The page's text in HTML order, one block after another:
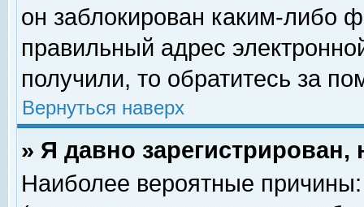
он заблокирован каким-либо
правильный адрес
получили, то обратитесь за
Вернуться наверх
» Я давно
Наиболее вероятные